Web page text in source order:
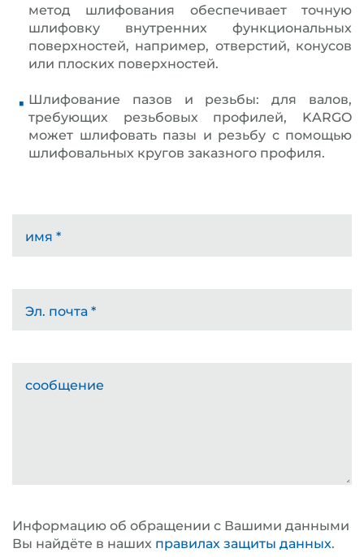
метод шлифования обеспечивает точную
шлифовку внутренних функциональных
поверхностей, например, отверстий, конусов
или плоских поверхностей.
Шлифование пазов и резьбы: для валов,
требующих резьбовых профилей, KARGO
может шлифовать пазы и резьбу с помощью
шлифовальных кругов заказного профиля.
имя *
Эл. почта *
сообщение
Информацию об обращении с Вашими данными
Вы найдёте в наших правилах защиты данных.